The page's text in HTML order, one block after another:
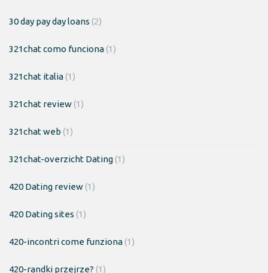
30 day pay day loans (2)
321chat como funciona(1)
321chat italia(1)
321chat review(1)
321chat web (1)
321chat-overzicht Dating(1)
420 Dating review(1)
420 Dating sites (1)
420-incontri come funziona(1)
420-randki przejrze? (1)